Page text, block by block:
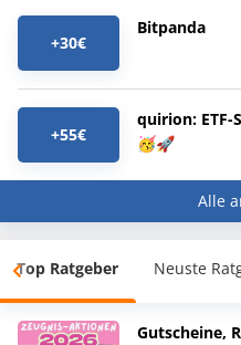
+30€
Bitpanda
+55€
quirion:
🥳🚀
Alle
Top Ratgeber Neuste
Gutscheine,